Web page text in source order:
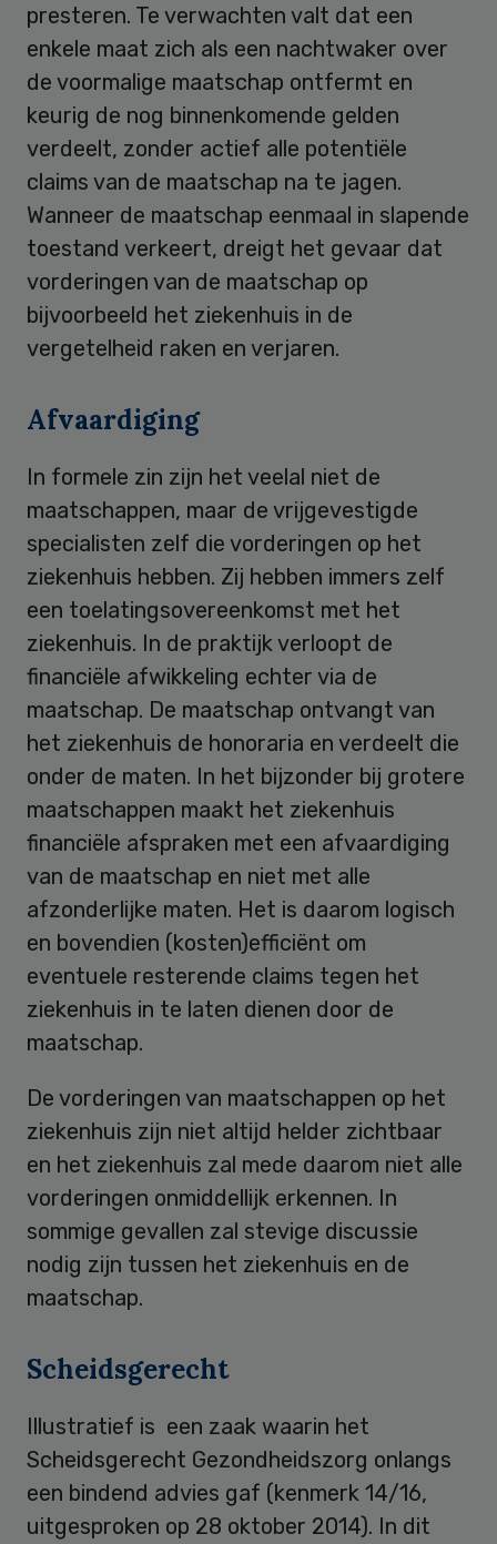
presteren. Te verwachten valt dat een
enkele maat zich als een nachtwaker over
de voormalige maatschap ontfermt en
keurig de nog binnenkomende gelden
verdeelt, zonder actief alle potentiële
claims van de maatschap na te jagen.
Wanneer de maatschap eenmaal in slapende
toestand verkeert, dreigt het gevaar dat
vorderingen van de maatschap op
bijvoorbeeld het ziekenhuis in de
vergetelheid raken en verjaren.
Afvaardiging
In formele zin zijn het veelal niet de
maatschappen, maar de vrijgevestigde
specialisten zelf die vorderingen op het
ziekenhuis hebben. Zij hebben immers zelf
een toelatingsovereenkomst met het
ziekenhuis. In de praktijk verloopt de
financiële afwikkeling echter via de
maatschap. De maatschap ontvangt van
het ziekenhuis de honoraria en verdeelt die
onder de maten. In het bijzonder bij grotere
maatschappen maakt het ziekenhuis
financiële afspraken met een afvaardiging
van de maatschap en niet met alle
afzonderlijke maten. Het is daarom logisch
en bovendien (kosten)efficiënt om
eventuele resterende claims tegen het
ziekenhuis in te laten dienen door de
maatschap.
De vorderingen van maatschappen op het
ziekenhuis zijn niet altijd helder zichtbaar
en het ziekenhuis zal mede daarom niet alle
vorderingen onmiddellijk erkennen. In
sommige gevallen zal stevige discussie
nodig zijn tussen het ziekenhuis en de
maatschap.
Scheidsgerecht
Illustratief is een zaak waarin het
Scheidsgerecht Gezondheidszorg onlangs
een bindend advies gaf (kenmerk 14/16,
uitgesproken op 28 oktober 2014). In dit